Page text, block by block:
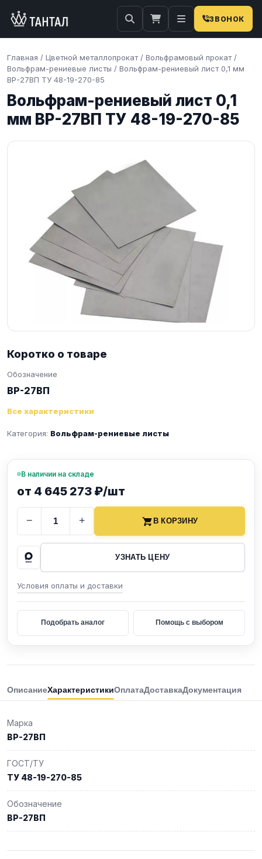
ЗВОНОК
Главная / Цветной металлопрокат / Вольфрамовый прокат /
Вольфрам-рениевые листы / Вольфрам-рениевый лист 0,1 мм
ВР-27ВП ТУ 48-19-270-85
Вольфрам-рениевый лист 0,1
мм ВР-27ВП ТУ 48-19-270-85
Коротко о товаре
Обозначение
ВР-27ВП
Все характеристики
Категория: Вольфрам-рениевые листы
В наличии на складе
от 4 645 273 ₽/шт
− + В КОРЗИНУ
УЗНАТЬ ЦЕНУ
Условия оплаты и доставки
Подобрать аналог Помощь с выбором
ОписаниеХарактеристикиОплатаДоставкаДокументация
Марка
ВР-27ВП
ГОСТ/ТУ
ТУ 48-19-270-85
Обозначение
ВР-27ВП